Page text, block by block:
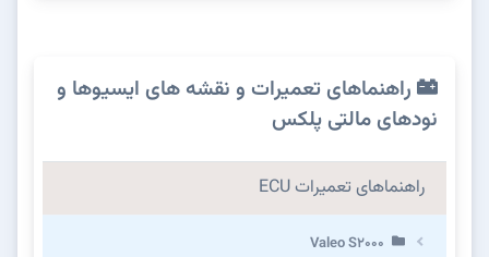
راهنماهای تعمیرات و نقشه های ایسیوها و
نودهای مالتی پلکس
راهنماهای تعمیرات ECU
Valeo S2000